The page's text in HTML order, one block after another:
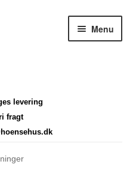
Menu
levering
fragt